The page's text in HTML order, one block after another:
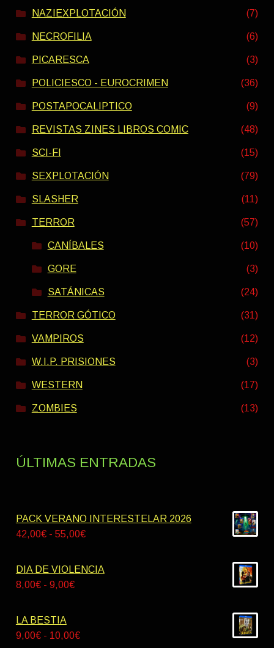
NAZIEXPLOTACIÓN (7)
NECROFILIA (6)
PICARESCA (3)
POLICIESCO - EUROCRIMEN (36)
POSTAPOCALIPTICO (9)
REVISTAS ZINES LIBROS COMIC (48)
SCI-FI (15)
SEXPLOTACIÓN (79)
SLASHER (11)
TERROR (57)
CANÍBALES (10)
GORE (3)
SATÁNICAS (24)
TERROR GÓTICO (31)
VAMPIROS (12)
W.I.P. PRISIONES (3)
WESTERN (17)
ZOMBIES (13)
ÚLTIMAS ENTRADAS
PACK VERANO INTERESTELAR 2026
42,00€ - 55,00€Rango
precios:
DIA DE VIOLENCIA
8,00€ - 9,00€Rango
desde
LA BESTIA
9,00€ - 10,00€Rango